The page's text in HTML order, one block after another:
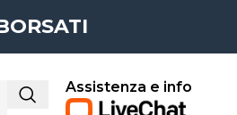
Assistenza e info